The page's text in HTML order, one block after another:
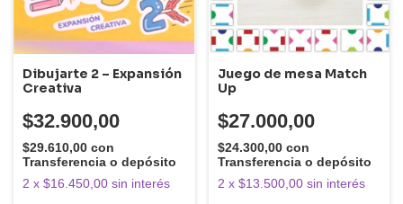
Dibujarte 2 – Expansión
Creativa
$32.900,00
$29.610,00 con
Transferencia o depósito
2 x $16.450,00 sin interés
Juego de mesa Match
Up
$27.000,00
$24.300,00 con
Transferencia o depósito
2 x $13.500,00 sin interés